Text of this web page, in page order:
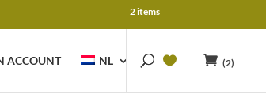
2 items
ACCOUNT NL (2)